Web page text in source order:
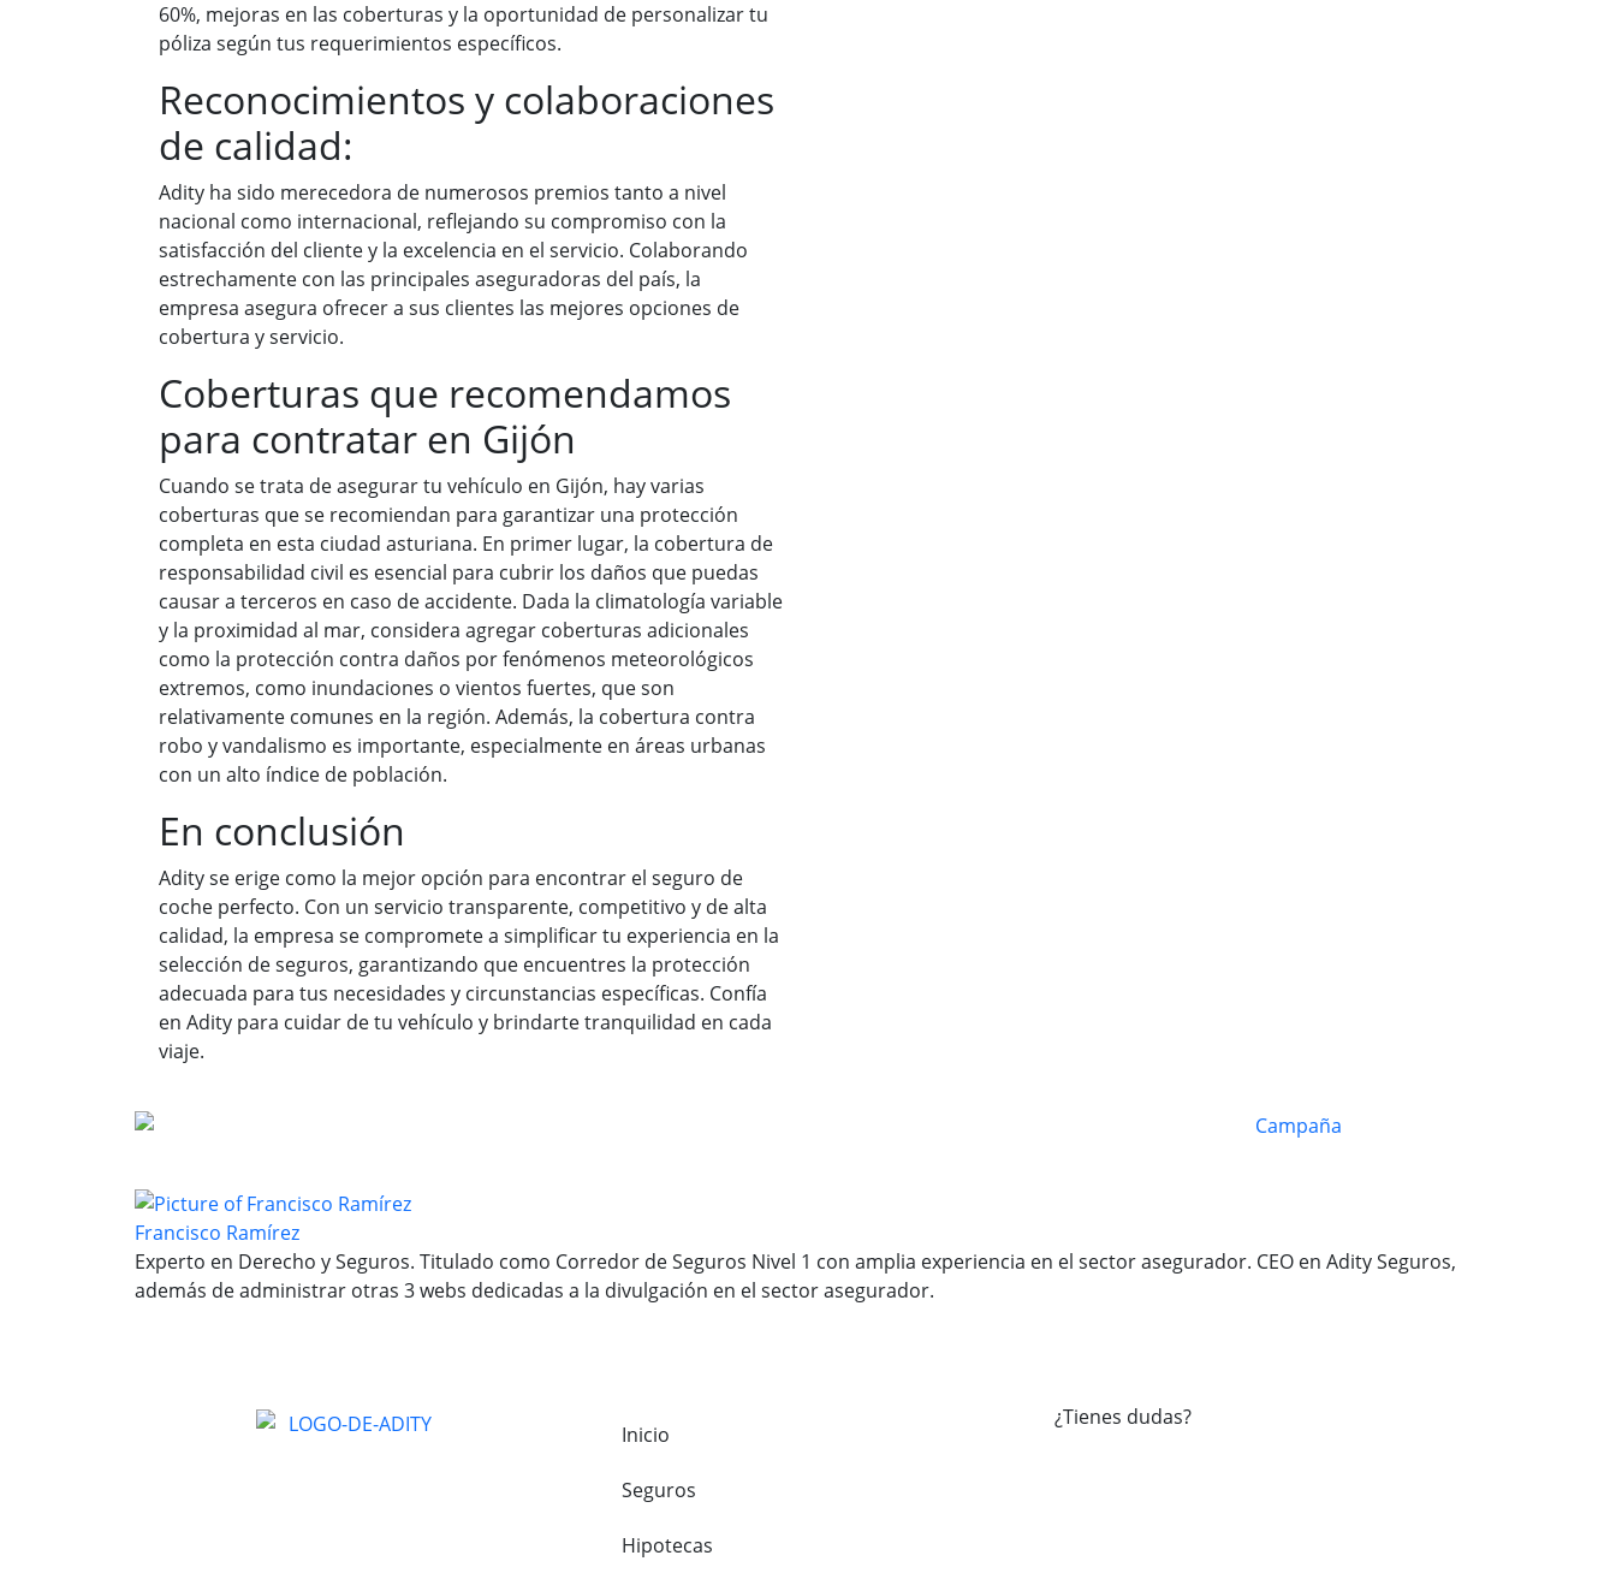
60%, mejoras en las coberturas y la oportunidad de personalizar tu
póliza según tus requerimientos específicos.
Reconocimientos y colaboraciones
de calidad:
Adity ha sido merecedora de numerosos premios tanto a nivel
nacional como internacional, reflejando su compromiso con la
satisfacción del cliente y la excelencia en el servicio. Colaborando
estrechamente con las principales aseguradoras del país, la
empresa asegura ofrecer a sus clientes las mejores opciones de
cobertura y servicio.
Coberturas que recomendamos
para contratar en Gijón
Cuando se trata de asegurar tu vehículo en Gijón, hay varias
coberturas que se recomiendan para garantizar una protección
completa en esta ciudad asturiana. En primer lugar, la cobertura de
responsabilidad civil es esencial para cubrir los daños que puedas
causar a terceros en caso de accidente. Dada la climatología variable
y la proximidad al mar, considera agregar coberturas adicionales
como la protección contra daños por fenómenos meteorológicos
extremos, como inundaciones o vientos fuertes, que son
relativamente comunes en la región. Además, la cobertura contra
robo y vandalismo es importante, especialmente en áreas urbanas
con un alto índice de población.
En conclusión
Adity se erige como la mejor opción para encontrar el seguro de
coche perfecto. Con un servicio transparente, competitivo y de alta
calidad, la empresa se compromete a simplificar tu experiencia en la
selección de seguros, garantizando que encuentres la protección
adecuada para tus necesidades y circunstancias específicas. Confía
en Adity para cuidar de tu vehículo y brindarte tranquilidad en cada
viaje.
Francisco Ramírez
Experto en Derecho y Seguros. Titulado como Corredor de Seguros Nivel 1 con amplia experiencia en el sector asegurador. CEO en Adity Seguros,
además de administrar otras 3 webs dedicadas a la divulgación en el sector asegurador.
Inicio
Seguros
Hipotecas
¿Tienes dudas?